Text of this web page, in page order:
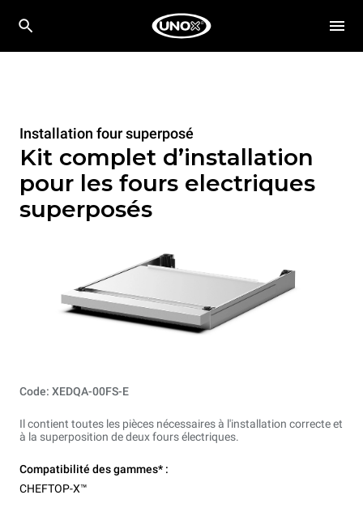
Installation four superposé
Kit complet d’installation
pour les fours electriques
superposés
Code: XEDQA-00FS-E
Il contient toutes les pièces nécessaires à l'installation correcte et
à la superposition de deux fours électriques.
Compatibilité des gammes* :
CHEFTOP-X™